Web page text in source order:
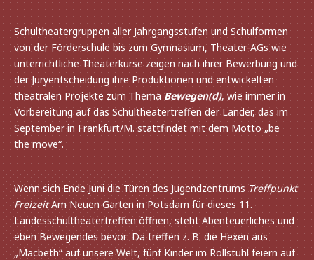
Schultheatergruppen aller Jahrgangsstufen und Schulformen
von der Förderschule bis zum Gymnasium, Theater-AGs wie
unter­richt­li­che Theaterkurse zeigen nach ihrer Bewerbung und
der Juryentscheidung ihre Produktionen und entwi­ckel­ten
thea­tra­len Projekte zum Thema Bewegen(d), wie immer in
Vorbereitung auf das Schultheatertreffen der Länder, das im
September in Frankfurt/M. statt­fin­det mit dem Motto „be
the move“.
Wenn sich Ende Juni die Türen des Jugendzentrums Treffpunkt
FreizeitAm Neuen Garten in Potsdam für dieses 11.
Landesschultheatertreffen öffnen, steht Abenteuerliches und
eben Bewegendes bevor: Da tref­fen z. B. die Hexen aus
„Macbeth“ auf unsere Welt, fünf Kinder im Rollstuhl feiern auf